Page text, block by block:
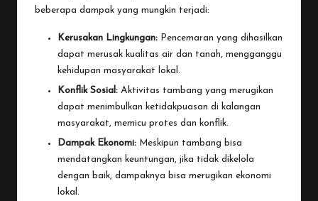
beberapa dampak yang mungkin terjadi:
Kerusakan Lingkungan: Pencemaran yang dihasilkan
dapat merusak kualitas air dan tanah, mengganggu
kehidupan masyarakat lokal.
Konflik Sosial: Aktivitas tambang yang merugikan
dapat menimbulkan ketidakpuasan di kalangan
masyarakat, memicu protes dan konflik.
Dampak Ekonomi: Meskipun tambang bisa
mendatangkan keuntungan, jika tidak dikelola
dengan baik, dampaknya bisa merugikan ekonomi
lokal.